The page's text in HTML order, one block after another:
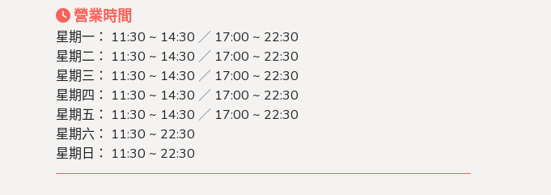
營業時間
星期一： 11:30 ~ 14:30 ／ 17:00 ~ 22:30
星期二： 11:30 ~ 14:30 ／ 17:00 ~ 22:30
星期三： 11:30 ~ 14:30 ／ 17:00 ~ 22:30
星期四： 11:30 ~ 14:30 ／ 17:00 ~ 22:30
星期五： 11:30 ~ 14:30 ／ 17:00 ~ 22:30
星期六： 11:30 ~ 22:30
星期日： 11:30 ~ 22:30